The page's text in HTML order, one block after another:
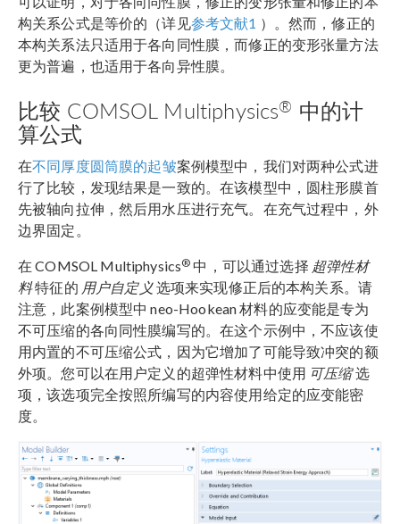
构关系公式是等价的（详见参考文献1 ）。然而，修正的
本构关系法只适用于各向同性膜，而修正的变形张量方法
更为普遍，也适用于各向异性膜。
比较 COMSOL Multiphysics® 中的计
算公式
在不同厚度圆筒膜的起皱案例模型中，我们对两种公式进
行了比较，发现结果是一致的。在该模型中，圆柱形膜首
先被轴向拉伸，然后用水压进行充气。在充气过程中，外
边界固定。
在 COMSOL Multiphysics® 中，可以通过选择 超弹性材
料特征的 用户自定义选项来实现修正后的本构关系。请
注意，此案例模型中 neo-Hookean 材料的应变能是专为
不可压缩的各向同性膜编写的。在这个示例中，不应该使
用内置的不可压缩公式，因为它增加了可能导致冲突的额
外项。您可以在用户定义的超弹性材料中使用 可压缩选
项，该选项完全按照所编写的内容使用给定的应变能密
度。